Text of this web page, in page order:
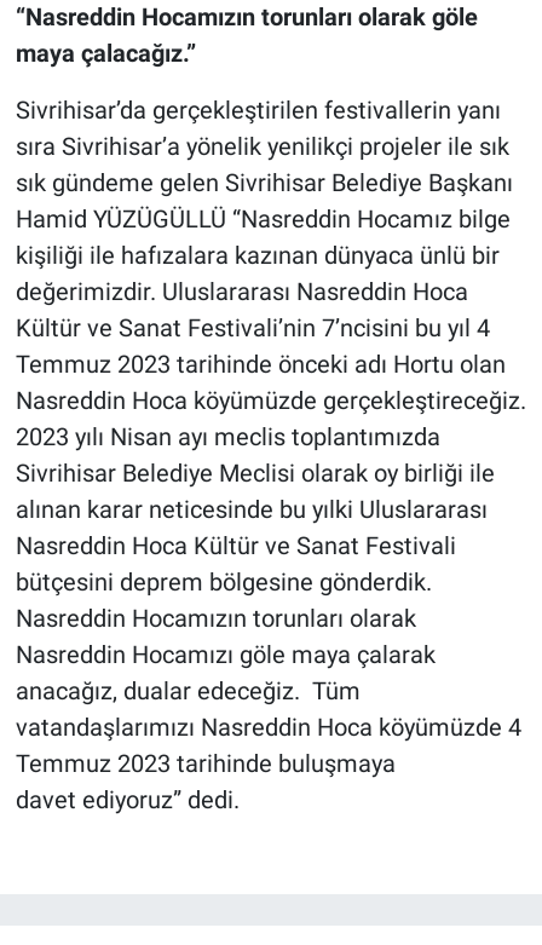
“Nasreddin Hocamızın torunları olarak göle
maya çalacağız.”
Sivrihisar’da gerçekleştirilen festivallerin yanı
sıra Sivrihisar’a yönelik yenilikçi projeler ile sık
sık gündeme gelen Sivrihisar Belediye Başkanı
Hamid YÜZÜGÜLLÜ “Nasreddin Hocamız bilge
kişiliği ile hafızalara kazınan dünyaca ünlü bir
değerimizdir. Uluslararası Nasreddin Hoca
Kültür ve Sanat Festivali’nin 7’ncisini bu yıl 4
Temmuz 2023 tarihinde önceki adı Hortu olan
Nasreddin Hoca köyümüzde gerçekleştireceğiz.
2023 yılı Nisan ayı meclis toplantımızda
Sivrihisar Belediye Meclisi olarak oy birliği ile
alınan karar neticesinde bu yılki Uluslararası
Nasreddin Hoca Kültür ve Sanat Festivali
bütçesini deprem bölgesine gönderdik.
Nasreddin Hocamızın torunları olarak
Nasreddin Hocamızı göle maya çalarak
anacağız, dualar edeceğiz. Tüm
vatandaşlarımızı Nasreddin Hoca köyümüzde 4
Temmuz 2023 tarihinde buluşmaya
davet ediyoruz” dedi.